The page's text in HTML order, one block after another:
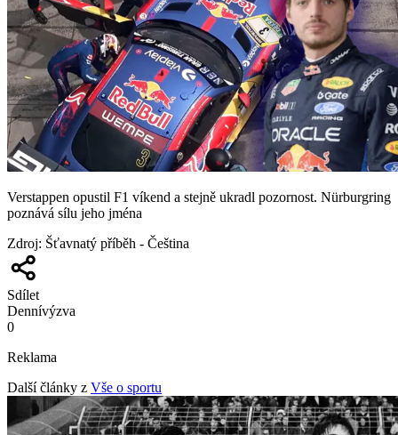
Verstappen opustil F1 víkend a stejně ukradl pozornost. Nürburgring
poznává sílu jeho jména
Zdroj: Šťavnatý příběh - Čeština
Sdílet
Dennívýzva
0
Reklama
Další články z Vše o sportu